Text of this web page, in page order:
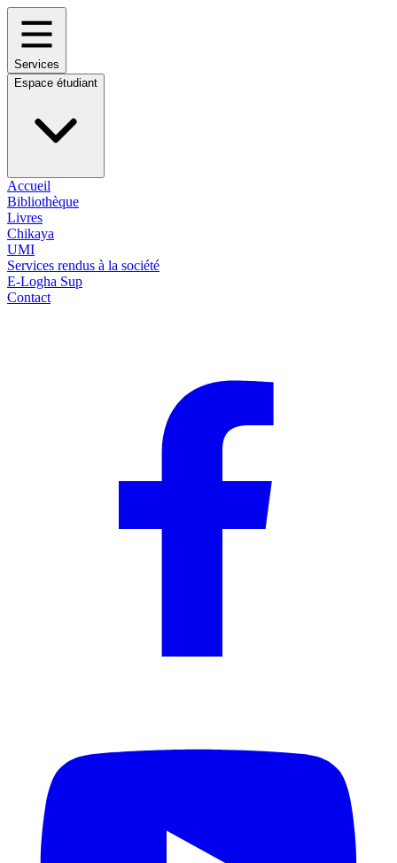
Services
Espace étudiant
Accueil
Bibliothèque
Livres
Chikaya
UMI
Services rendus à la société
E-Logha Sup
Contact